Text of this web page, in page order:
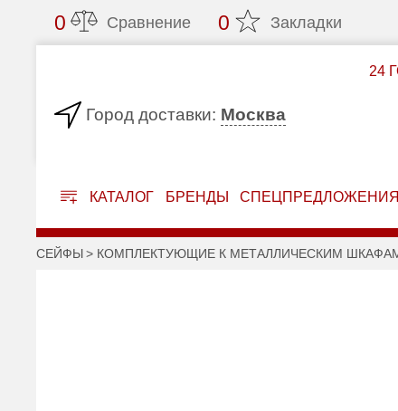
0 Сравнение 0 Закладки
Город доставки: Москва
24
КАТАЛОГ БРЕНДЫ СПЕЦПРЕДЛОЖЕНИЯ
СЕЙФЫ КОМПЛЕКТУЮЩИЕ К МЕТАЛЛИЧЕСКИМ